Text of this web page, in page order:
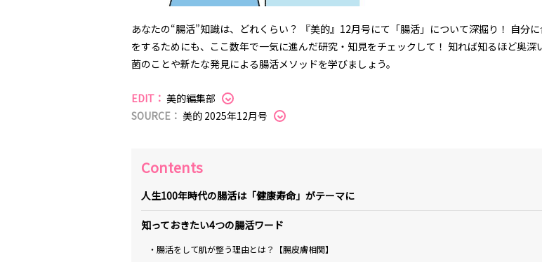
あなたの“腸活”知識は、どれくらい？ 『美的』12月号にて「腸活」について深掘り！ 自分
をするためにも、ここ数年で一気に進んだ研究・知見をチェックして！ 知れば知るほど奥深
菌のことや新たな発見による腸活メソッドを学びましょう。
EDIT： 美的編集部
SOURCE： 美的 2025年12月号
Contents
人生100年時代の腸活は「健康寿命」がテーマに
知っておきたい4つの腸活ワード
・腸活をして肌が整う理由とは？【腸皮膚相関】